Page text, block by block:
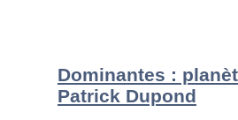
Dominantes :
Patrick Dupond